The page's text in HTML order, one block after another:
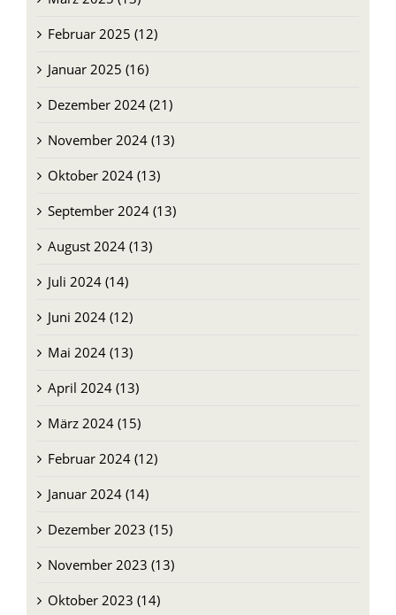
Februar 2025 (12)
Januar 2025 (16)
Dezember 2024 (21)
November 2024 (13)
Oktober 2024 (13)
September 2024 (13)
August 2024 (13)
Juli 2024 (14)
Juni 2024 (12)
Mai 2024 (13)
April 2024 (13)
März 2024 (15)
Februar 2024 (12)
Januar 2024 (14)
Dezember 2023 (15)
November 2023 (13)
Oktober 2023 (14)